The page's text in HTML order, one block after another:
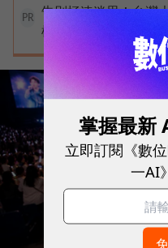
PR
告別極速迷思！台灣
標準
掌握最新
立即訂閱《數
一AI